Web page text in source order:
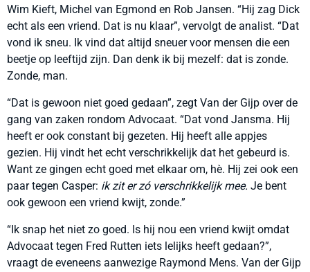
Wim Kieft, Michel van Egmond en Rob Jansen. “Hij zag Dick
echt als een vriend. Dat is nu klaar”, vervolgt de analist. “Dat
vond ik sneu. Ik vind dat altijd sneuer voor mensen die een
beetje op leeftijd zijn. Dan denk ik bij mezelf: dat is zonde.
Zonde, man.
“Dat is gewoon niet goed gedaan”, zegt Van der Gijp over de
gang van zaken rondom Advocaat. “Dat vond Jansma. Hij
heeft er ook constant bij gezeten. Hij heeft alle appjes
gezien. Hij vindt het echt verschrikkelijk dat het gebeurd is.
Want ze gingen echt goed met elkaar om, hè. Hij zei ook een
paar tegen Casper: ik zit er zó verschrikkelijk mee. Je bent
ook gewoon een vriend kwijt, zonde.”
“Ik snap het niet zo goed. Is hij nou een vriend kwijt omdat
Advocaat tegen Fred Rutten iets lelijks heeft gedaan?”,
vraagt de eveneens aanwezige Raymond Mens. Van der Gijp